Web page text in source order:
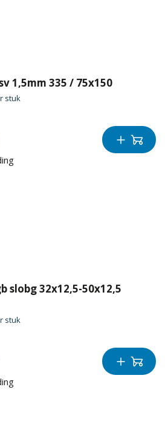
1,5mm 335 / 75x150
stuk
slobg 32x12,5-50x12,5
stuk